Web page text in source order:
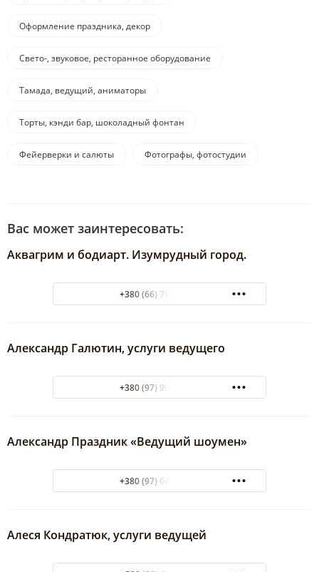
Оформление праздника, декор
Свето-, звуковое, ресторанное оборудование
Тамада, ведущий, аниматоры
Торты, кэнди бар, шоколадный фонтан
Фейерверки и салюты Фотографы, фотостудии
Вас может заинтересовать:
Аквагрим и бодиарт. Изумрудный город.
+380 (66) 784-29-92
Александр Галютин, услуги ведущего
+380 (97) 905-94-74
Александр Праздник «Ведущий шоумен»
+380 (97) 046-44-44
Алеся Кондратюк, услуги ведущей